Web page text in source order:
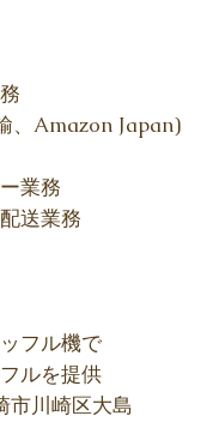
、Amazon Japan)
業務
送業務
フル機で
ルを提供
市川崎区大島